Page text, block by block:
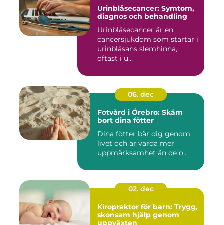
Urinblåsecancer: Symtom,
diagnos och behandling
Urinblåsecancer är en
cancersjukdom som startar i
urinblåsans slemhinna,
oftast i u...
06. dec
Fotvård i Örebro: Skäm
bort dina fötter
Dina fötter bär dig genom
livet och är värda mer
uppmärksamhet än de o...
02. dec
Kiropraktor för barn: Trygg,
skonsam hjälp genom
uppväxten